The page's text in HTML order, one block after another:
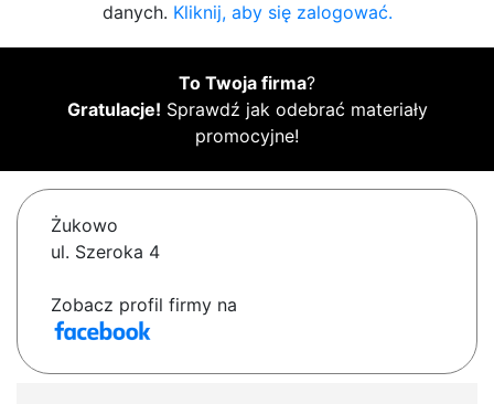
danych. Kliknij, aby się zalogować.
To Twoja firma?
Gratulacje! Sprawdź jak odebrać materiały
promocyjne!
Żukowo
ul. Szeroka 4
Zobacz profil firmy na